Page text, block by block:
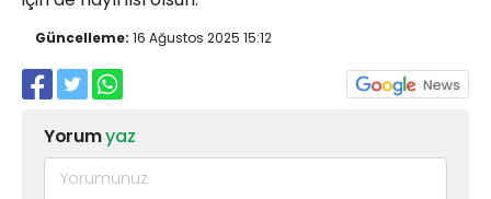
Güncelleme: 16 Ağustos 2025 15:12
Yorumyaz